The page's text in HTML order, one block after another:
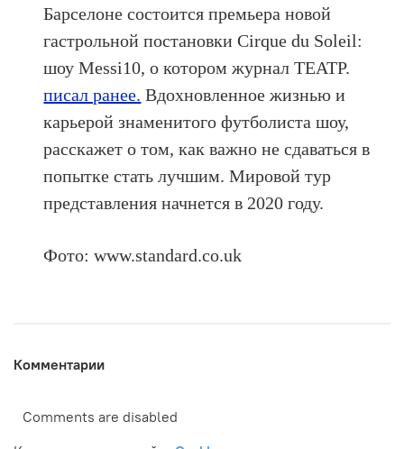
Барселоне состоится премьера новой
гастрольной постановки Cirque du Soleil:
шоу Messi10, о котором журнал ТЕАТР.
писал ранее. Вдохновленное жизнью и
карьерой знаменитого футболиста шоу,
расскажет о том, как важно не сдаваться в
попытке стать лучшим. Мировой тур
представления начнется в 2020 году.
Фото: www.standard.co.uk
Комментарии
Comments are disabled